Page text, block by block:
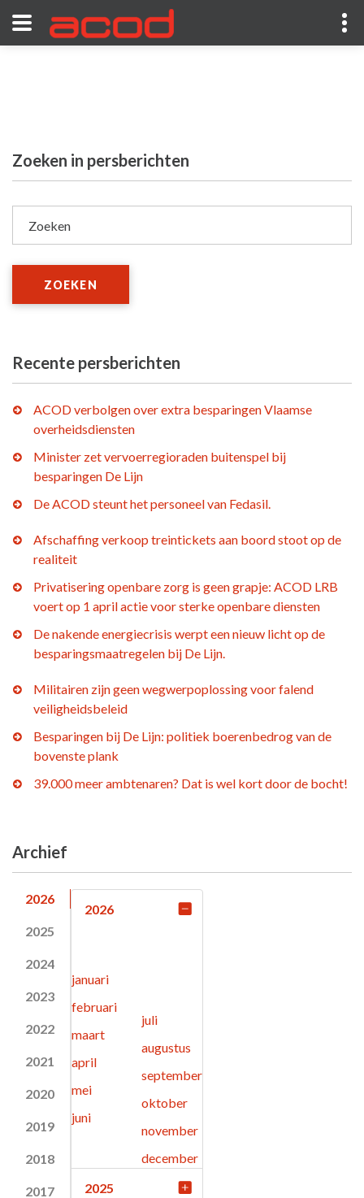
Zoeken in persberichten
Zoeken
ZOEKEN
Recente persberichten
ACOD verbolgen over extra besparingen Vlaamse
overheidsdiensten
Minister zet vervoerregioraden buitenspel bij
besparingen De Lijn
De ACOD steunt het personeel van Fedasil.
Afschaffing verkoop treintickets aan boord stoot op de
realiteit
Privatisering openbare zorg is geen grapje: ACOD LRB
voert op 1 april actie voor sterke openbare diensten
De nakende energiecrisis werpt een nieuw licht op de
besparingsmaatregelen bij De Lijn.
Militairen zijn geen wegwerpoplossing voor falend
veiligheidsbeleid
Besparingen bij De Lijn: politiek boerenbedrog van de
bovenste plank
39.000 meer ambtenaren? Dat is wel kort door de bocht!
Archief
2026
2025
2024
2023
2022
2021
2020
2019
2018
2017
2026
januari
februari
maart
april
mei
juni
juli
augustus
september
oktober
november
december
2025